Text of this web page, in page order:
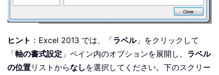
ヒント ：Excel 2013 では、「ラベル」をクリックして
「軸の書式設定 」ペイン内のオプションを展開し、 ラベル
の位置リストからなし を選択してください。下のスクリー